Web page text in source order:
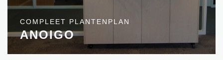
COMPLEET PLANTENPLAN
ANOIGO